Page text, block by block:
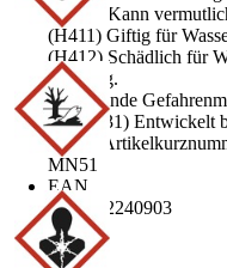
(H341) Kann
(H411) Giftig für
(H412) Schädlich für
Wirkung.
Ergänzende
(EUH031) Entwickelt
AKN
MN51
EAN
4014162240903